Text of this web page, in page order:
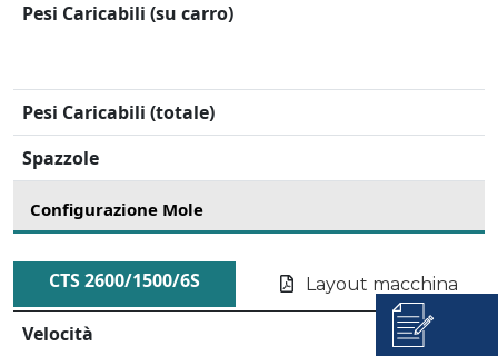
Pesi Caricabili (su carro)
Pesi Caricabili (totale)
Spazzole
Configurazione Mole
CTS 2600/1500/6S Layout macchina
Velocità